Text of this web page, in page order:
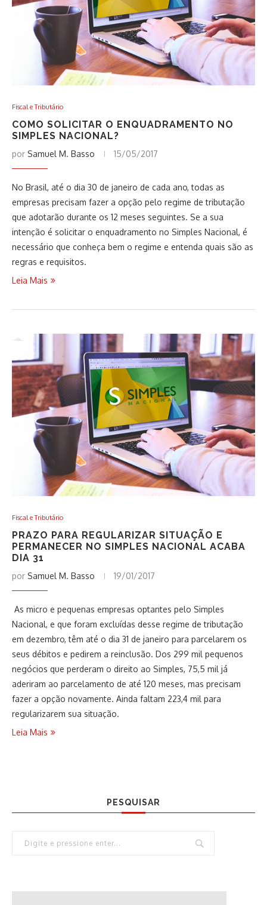
Fiscal e Tributário
COMO SOLICITAR O ENQUADRAMENTO NO
SIMPLES NACIONAL?
por Samuel M. Basso 15/05/2017
No Brasil, até o dia 30 de janeiro de cada ano, todas as
empresas precisam fazer a opção pelo regime de tributação
que adotarão durante os 12 meses seguintes. Se a sua
intenção é solicitar o enquadramento no Simples Nacional, é
necessário que conheça bem o regime e entenda quais são as
regras e requisitos.
Leia Mais
Fiscal e Tributário
PRAZO PARA REGULARIZAR SITUAÇÃO E
PERMANECER NO SIMPLES NACIONAL ACABA
DIA 31
por Samuel M. Basso 19/01/2017
As micro e pequenas empresas optantes pelo Simples
Nacional, e que foram excluídas desse regime de tributação
em dezembro, têm até o dia 31 de janeiro para parcelarem os
seus débitos e pedirem a reinclusão. Dos 299 mil pequenos
negócios que perderam o direito ao Simples, 75,5 mil já
aderiram ao parcelamento de até 120 meses, mas precisam
fazer a opção novamente. Ainda faltam 223,4 mil para
regularizarem sua situação.
Leia Mais
PESQUISAR